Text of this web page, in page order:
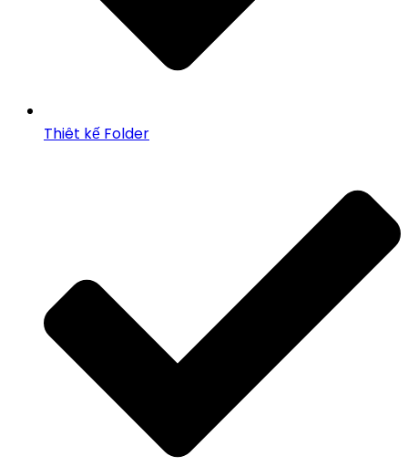
Thiêt kế Folder